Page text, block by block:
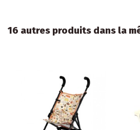
16 autres produits dans la